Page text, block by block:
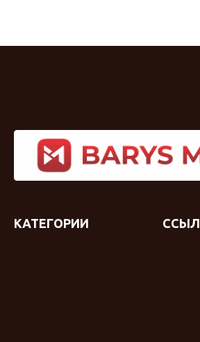
КАТЕГОРИИ